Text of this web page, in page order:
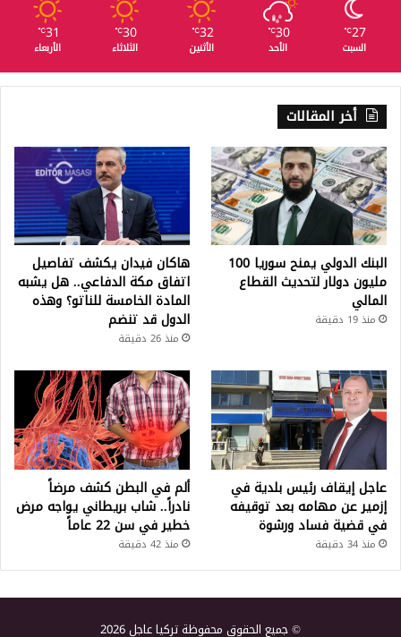
27
℃
السبت
30
℃
الأحد
32
℃
الأثنين
30
℃
الثلاثاء
31
℃
الأربعاء
أخر المقالات
البنك الدولي يمنح سوريا 100
مليون دولار لتحديث القطاع
المالي
منذ 19 دقيقة
هاكان فيدان يكشف تفاصيل
اتفاق مكة الدفاعي.. هل يشبه
المادة الخامسة للناتو؟ وهذه
الدول قد تنضم
منذ 26 دقيقة
عاجل إيقاف رئيس بلدية في
إزمير عن مهامه بعد توقيفه
في قضية فساد ورشوة
منذ 34 دقيقة
ألم في البطن كشف مرضاً
نادراً.. شاب بريطاني يواجه مرض
خطير في سن 22 عاماً
منذ 42 دقيقة
© جميع الحقوق محفوظة تركيا عاجل 2026